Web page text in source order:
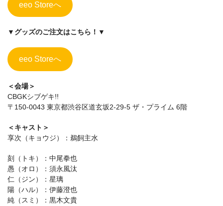
eeo Storeへ
▼グッズのご注文はこちら！▼
eeo Storeへ
＜会場＞
CBGKシブゲキ!!
〒150-0043 東京都渋谷区道玄坂2-29-5 ザ・プライム 6階
＜キャスト＞
享次（キョウジ）：鵜飼主水
刻（トキ）：中尾拳也
愚（オロ）：須永風汰
仁（ジン）：星璃
陽（ハル）：伊藤澄也
純（スミ）：黒木文貴